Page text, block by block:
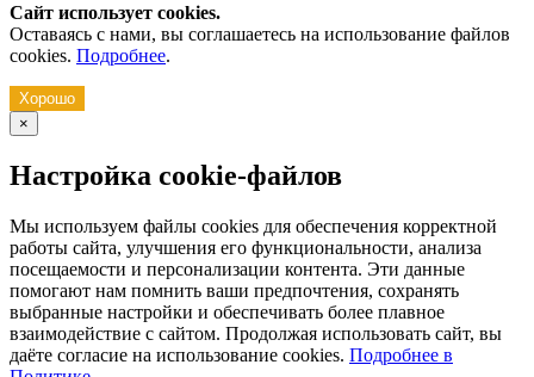
Сайт использует cookies.
Оставаясь с нами, вы соглашаетесь на использование файлов
cookies. Подробнее.
Хорошо
×
Настройка cookie-файлов
Мы используем файлы cookies для обеспечения корректной
работы сайта, улучшения его функциональности, анализа
посещаемости и персонализации контента. Эти данные
помогают нам помнить ваши предпочтения, сохранять
выбранные настройки и обеспечивать более плавное
взаимодействие с сайтом. Продолжая использовать сайт, вы
даёте согласие на использование cookies. Подробнее в